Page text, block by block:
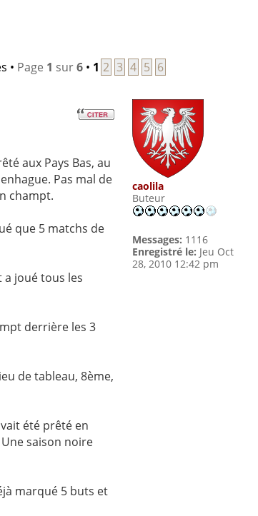
• Page 1 sur6• 1 2 3 4 5 6
aux Pays Bas, au
Pas mal de
champt.
que 5 matchs de
a joué tous les
derrière les 3
de tableau, 8ème,
été prêté en
saison noire
marqué 5 buts et
caolila
Buteur
Messages: 1116
Enregistré le: Jeu Oct
28, 2010 12:42 pm